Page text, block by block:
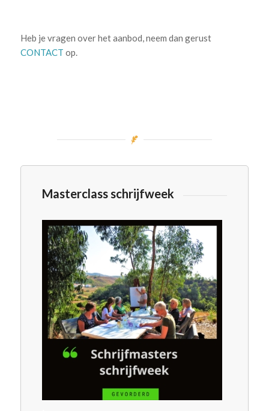
Heb je vragen over het aanbod, neem dan gerust
CONTACT op.
Masterclass schrijfweek